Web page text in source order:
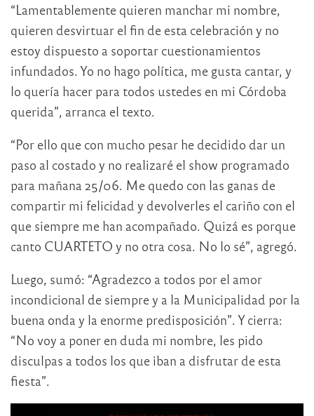
“Lamentablemente quieren manchar mi nombre,
quieren desvirtuar el fin de esta celebración y no
estoy dispuesto a soportar cuestionamientos
infundados. Yo no hago política, me gusta cantar, y
lo quería hacer para todos ustedes en mi Córdoba
querida”, arranca el texto.
“Por ello que con mucho pesar he decidido dar un
paso al costado y no realizaré el show programado
para mañana 25/06. Me quedo con las ganas de
compartir mi felicidad y devolverles el cariño con el
que siempre me han acompañado. Quizá es porque
canto CUARTETO y no otra cosa. No lo sé”, agregó.
Luego, sumó: “Agradezco a todos por el amor
incondicional de siempre y a la Municipalidad por la
buena onda y la enorme predisposición”. Y cierra:
“No voy a poner en duda mi nombre, les pido
disculpas a todos los que iban a disfrutar de esta
fiesta”.